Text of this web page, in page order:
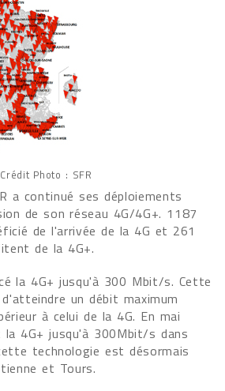
Crédit Photo : SFR
a continué ses déploiements
de son réseau 4G/4G+. 1187
de l'arrivée de la 4G et 261
de la 4G+.
la 4G+ jusqu'à 300 Mbit/s. Cette
un débit maximum
à celui de la 4G. En mai
4G+ jusqu'à 300Mbit/s dans
technologie est désormais
et Tours.